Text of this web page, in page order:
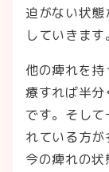
迫がない状
していきます。
他の痺れを
療すれば半
です。そし
れている方が
今の痺れの